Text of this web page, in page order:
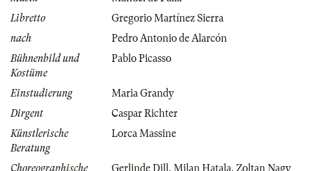
Libretto
Gregorio Martínez Sierra
nach
Pedro Antonio de Alarcón
Bühnenbild und
Kostüme
Pablo Picasso
Einstudierung
Maria Grandy
Dirgent
Caspar Richter
Künstlerische
Beratung
Lorca Massine
Choreographische
Gerlinde Dill , Milan Hatala, Zoltan Nagy